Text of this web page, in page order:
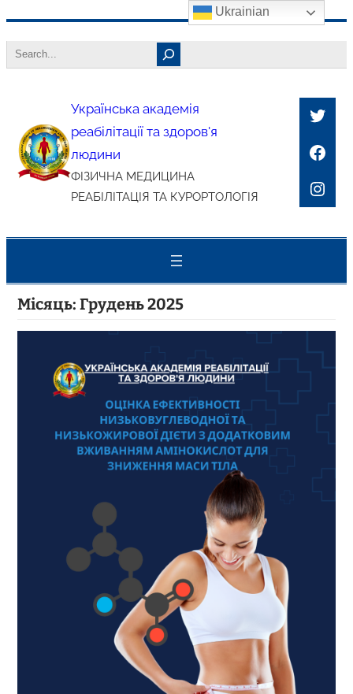
до
Search
Українська академія
реабілітації та здоров'я
людини
ФІЗИЧНА МЕДИЦИНА
РЕАБІЛІТАЦІЯ ТА КУРОРТОЛОГІЯ
Місяць: Грудень 2025
Ukrainian